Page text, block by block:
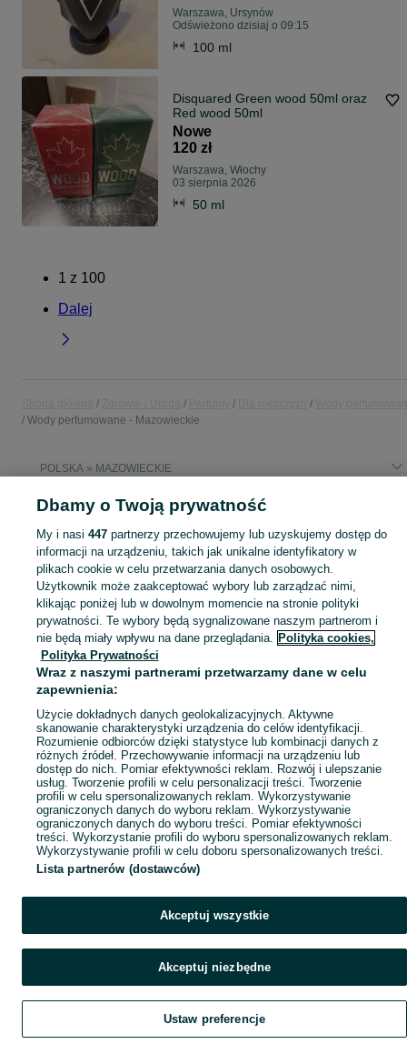
Warszawa, Ursynów
Odświeżono dzisiaj o 09:15
100 ml
Disquared Green wood 50ml oraz
Red wood 50ml
Nowe
120 zł
Warszawa, Włochy
03 sierpnia 2026
50 ml
1 z 100
Dalej
Wody perfumowane - Mazowieckie
POLSKA » MAZOWIECKIE
KATEGORIA
Sprzedaż wód perfumowanych dla mężczyzn Mazowieckie ▶️ drzewne, świeże, orientalne ✅ Nowe i używane w atrakcyjnych cenach ☝ Sprawdź oferty na OLX.pl!
Mapa kategorii
Mapa miejscowości
Mapa ministron
Popularne wyszukiwania
Szukaj Obserwujesz Dodaj Czat Konto
Dbamy o Twoją prywatność
My i nasi 447partnerzy przechowujemy lub uzyskujemy dostęp do
informacji na urządzeniu, takich jak unikalne identyfikatory w
plikach cookie w celu przetwarzania danych osobowych.
Użytkownik może zaakceptować wybory lub zarządzać nimi,
klikając poniżej lub w dowolnym momencie na stronie polityki
prywatności. Te wybory będą sygnalizowane naszym partnerom i
nie będą miały wpływu na dane przeglądania. Polityka cookies,
Polityka Prywatności
Wraz z naszymi partnerami przetwarzamy dane w celu
zapewnienia:
Użycie dokładnych danych geolokalizacyjnych. Aktywne
skanowanie charakterystyki urządzenia do celów identyfikacji.
Rozumienie odbiorców dzięki statystyce lub kombinacji danych z
różnych źródeł. Przechowywanie informacji na urządzeniu lub
dostęp do nich. Pomiar efektywności reklam. Rozwój i ulepszanie
usług. Tworzenie profili w celu personalizacji treści. Tworzenie
profili w celu spersonalizowanych reklam. Wykorzystywanie
ograniczonych danych do wyboru reklam. Wykorzystywanie
ograniczonych danych do wyboru treści. Pomiar efektywności
treści. Wykorzystanie profili do wyboru spersonalizowanych reklam.
Wykorzystywanie profili w celu doboru spersonalizowanych treści.
Lista partnerów (dostawców)
Akceptuj wszystkie
Akceptuj niezbędne
Ustaw preferencje